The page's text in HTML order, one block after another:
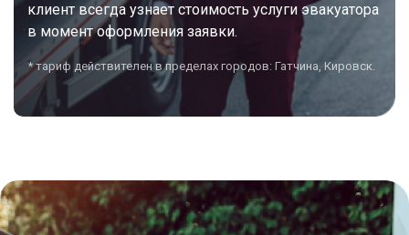
клиент всегда узнает стоимость услуги эвакуатора
в момент оформления заявки.
* тариф действителен в пределах городов: Гатчина, Кировск.